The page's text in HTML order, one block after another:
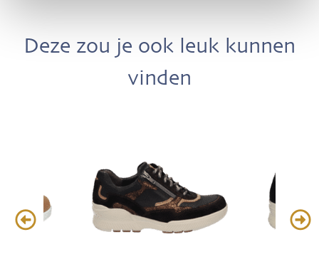
Deze zou je ook leuk kunnen
vinden